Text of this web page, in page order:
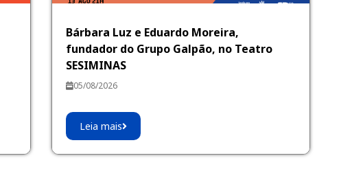
Bárbara Luz e Eduardo Moreira,
fundador do Grupo Galpão, no Teatro
SESIMINAS
05/08/2026
Leia mais